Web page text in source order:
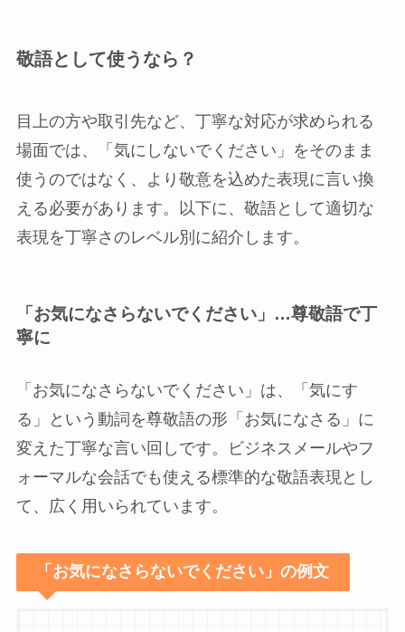
敬語として使うなら？
目上の方や取引先など、丁寧な対応が求められる
場面では、「気にしないでください」をそのまま
使うのではなく、より敬意を込めた表現に言い換
える必要があります。以下に、敬語として適切な
表現を丁寧さのレベル別に紹介します。
「お気になさらないでください」…尊敬語で丁
寧に
「お気になさらないでください」は、「気にす
る」という動詞を尊敬語の形「お気になさる」に
変えた丁寧な言い回しです。ビジネスメールやフ
ォーマルな会話でも使える標準的な敬語表現とし
て、広く用いられています。
「お気になさらないでください」の例文